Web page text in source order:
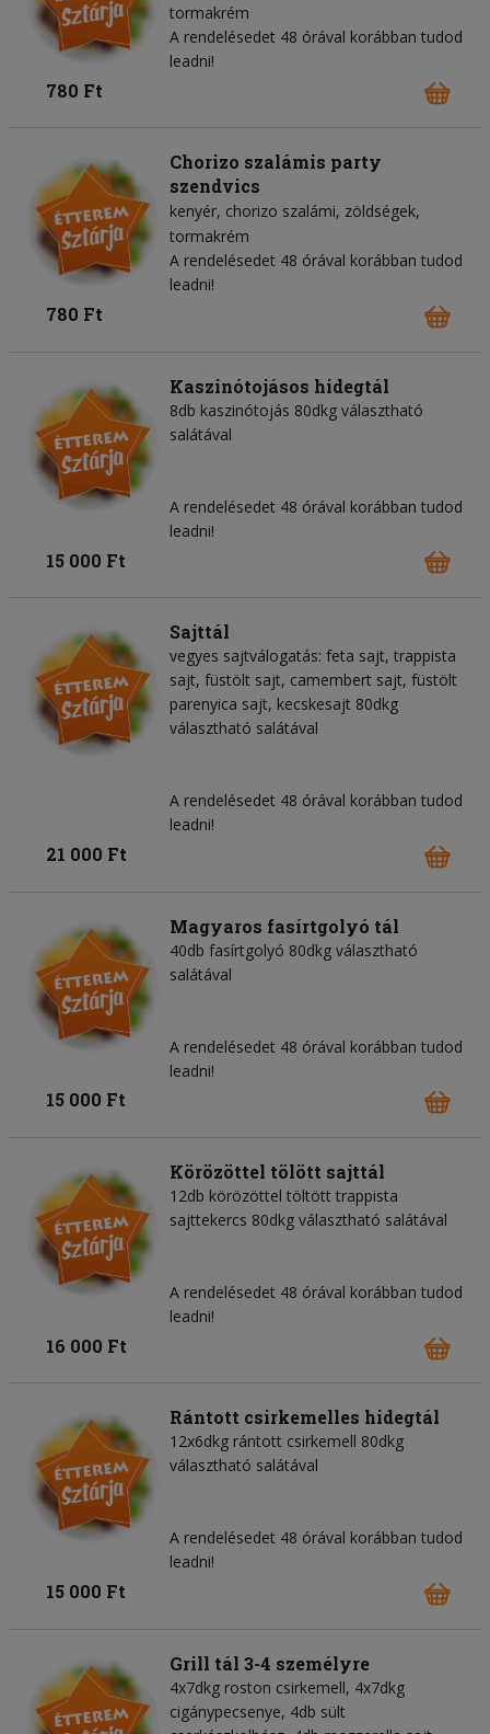
tormakrém
A rendelésedet 48 órával korábban tudod
leadni!
780 Ft
Chorizo szalámis party
szendvics
kenyér chorizo szalámi zöldségek
tormakrém
A rendelésedet 48 órával korábban tudod
leadni!
780 Ft
Kaszinótojásos hidegtál
8db kaszinótojás 80dkg választható
salátával
A rendelésedet 48 órával korábban tudod
leadni!
15 000 Ft
Sajttál
vegyes sajtválogatás: feta sajt, trappista
sajt, füstölt sajt, camembert sajt, füstölt
parenyica sajt, kecskesajt 80dkg
választható salátával
A rendelésedet 48 órával korábban tudod
leadni!
21 000 Ft
Magyaros fasírtgolyó tál
40db fasírtgolyó 80dkg választható
salátával
A rendelésedet 48 órával korábban tudod
leadni!
15 000 Ft
Körözöttel tölött sajttál
12db körözöttel töltött trappista
sajttekercs 80dkg választható salátával
A rendelésedet 48 órával korábban tudod
leadni!
16 000 Ft
Rántott csirkemelles hidegtál
12x6dkg rántott csirkemell 80dkg
választható salátával
A rendelésedet 48 órával korábban tudod
leadni!
15 000 Ft
Grill tál 3-4 személyre
4x7dkg roston csirkemell, 4x7dkg
cigánypecsenye, 4db sült